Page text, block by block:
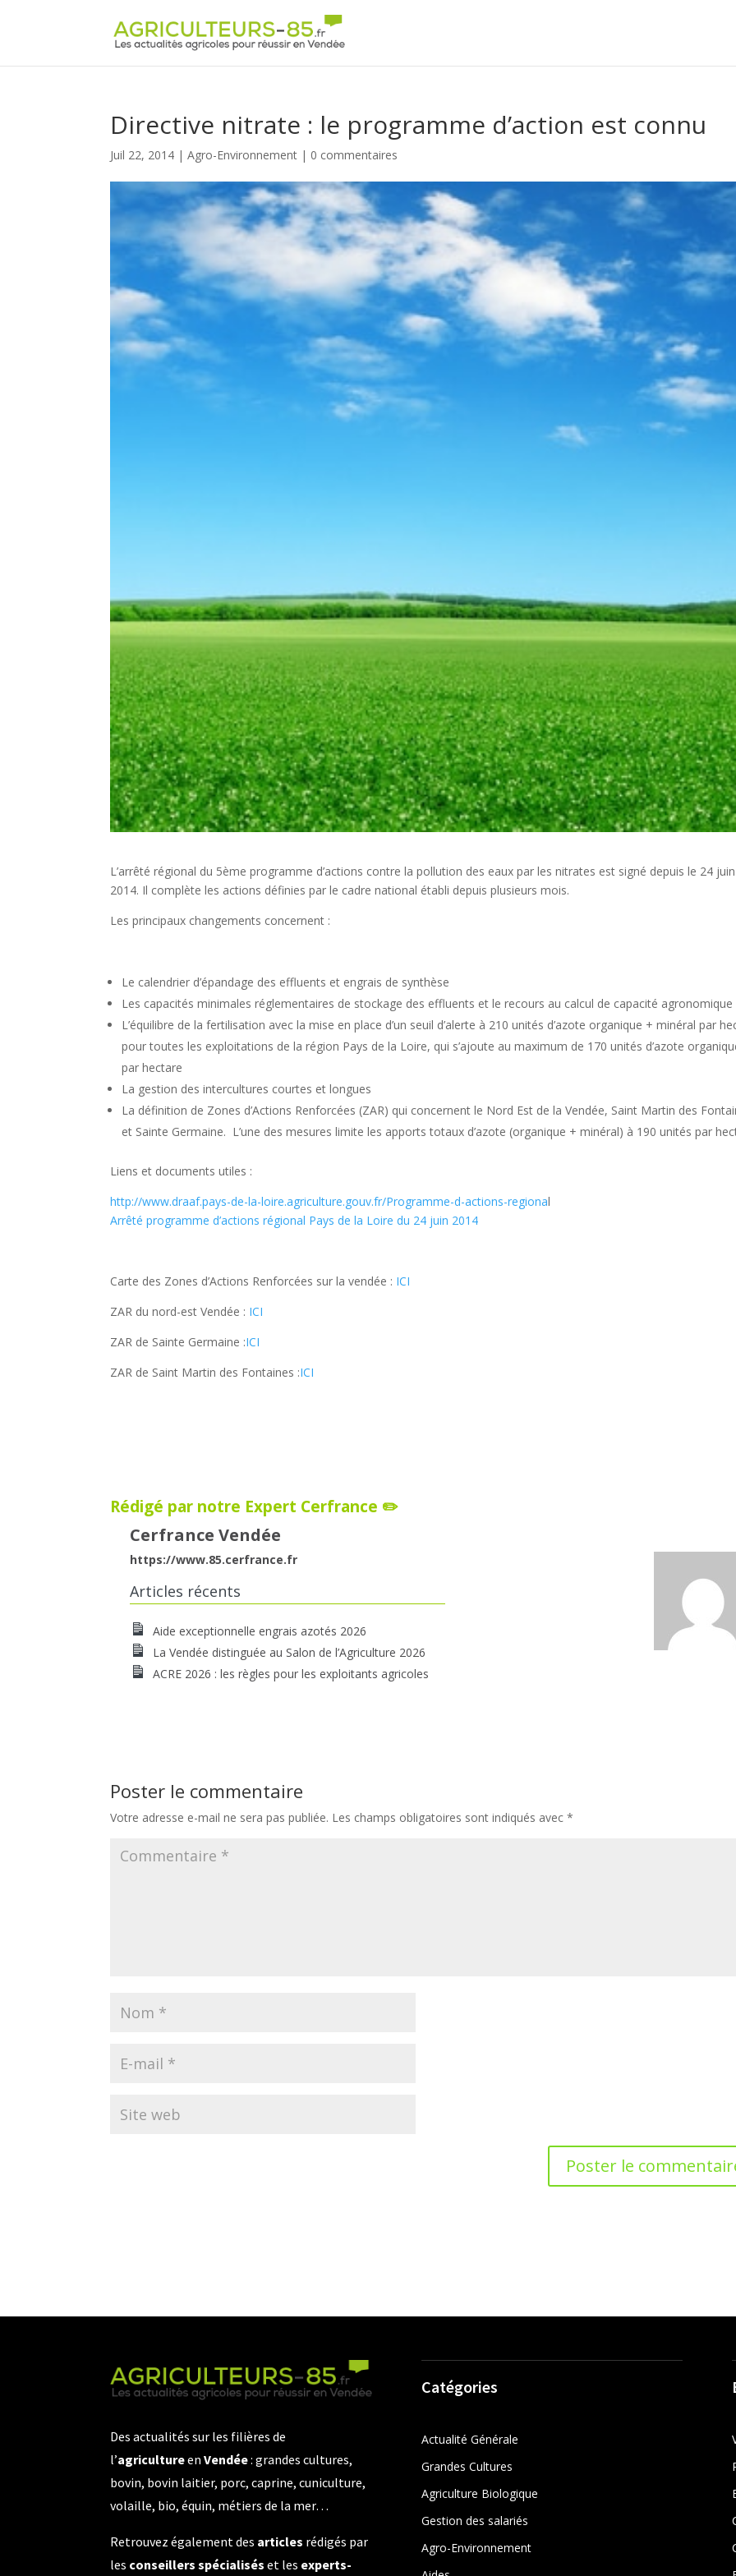
Directive nitrate : le programme d’action est connu
Juil 22, 2014 |Agro-Environnement | 0 commentaires
L’arrêté régional du 5ème programme d’actions contre la pollution des eaux par les nitrates est signé depuis le 24 juin
2014. Il complète les actions définies par le cadre national établi depuis plusieurs mois.
Les principaux changements concernent :
Le calendrier d’épandage des effluents et engrais de synthèse
Les capacités minimales réglementaires de stockage des effluents et le recours au calcul de capacité agronomique
L’équilibre de la fertilisation avec la mise en place d’un seuil d’alerte à 210 unités d’azote organique + minéral par
pour toutes les exploitations de la région Pays de la Loire, qui s’ajoute au maximum de 170 unités d’azote
par hectare
La gestion des intercultures courtes et longues
La définition de Zones d’Actions Renforcées (ZAR) qui concernent le Nord Est de la Vendée, Saint Martin des
et Sainte Germaine. L’une des mesures limite les apports totaux d’azote (organique + minéral) à 190 unités par
Liens et documents utiles :
http://www.draaf.pays-de-la-loire.agriculture.gouv.fr/Programme-d-actions-regional
Arrêté programme d’actions régional Pays de la Loire du 24 juin 2014
Carte des Zones d’Actions Renforcées sur la vendée : ICI
ZAR du nord-est Vendée : ICI
ZAR de Sainte Germaine :ICI
ZAR de Saint Martin des Fontaines :ICI
Rédigé par notre Expert Cerfrance ✏️
Cerfrance Vendée
https://www.85.cerfrance.fr
Articles récents
Aide exceptionnelle engrais azotés 2026
La Vendée distinguée au Salon de l’Agriculture 2026
ACRE 2026 : les règles pour les exploitants agricoles
Poster le commentaire
Votre adresse e-mail ne sera pas publiée. Les champs obligatoires sont indiqués avec*
Des actualités sur les filières de
l’agricultureenVendée: grandes cultures,
bovin, bovin laitier, porc, caprine, cuniculture,
volaille, bio, équin, métiers de la mer…
Retrouvez également des articles rédigés par
les conseillers spécialisés et les experts-
Catégories
Actualité Générale
Grandes Cultures
Agriculture Biologique
Gestion des salariés
Agro-Environnement